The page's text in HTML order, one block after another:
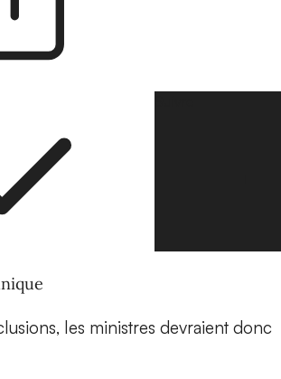
les ministres devraient donc